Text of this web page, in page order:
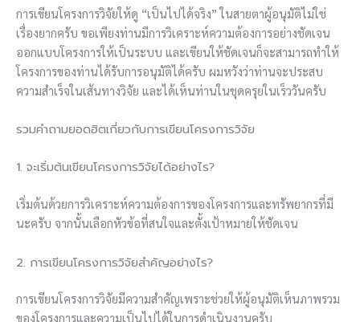
การเขียนโครงการวิจัยให้ดู “เป็นไปได้จริง” ในสายตาผู้อนุมัติไม่ใช่
เรื่องยากครับ ขอเพียงท่านมีการวิเคราะห์ความต้องการอย่างชัดเจน
ออกแบบโครงการให้เป็นระบบ และเขียนให้ชัดเจนก็จะสามารถทำให้
โครงการของท่านได้รับการอนุมัติได้ครับ ผมหวังว่าท่านจะประสบ
ความสำเร็จในเส้นทางวิจัย และได้เห็นท่านในชุดครุยในเร็ววันครับ
รวมคำถามยอดฮิตเกี่ยวกับการเขียนโครงการวิจัย
1. จะเริ่มต้นเขียนโครงการวิจัยได้อย่างไร?
เริ่มต้นด้วยการวิเคราะห์ความต้องการของโครงการและทรัพยากรที่มี
นะครับ จากนั้นเลือกหัวข้อที่สนใจและตั้งเป้าหมายให้ชัดเจน
2. การเขียนโครงการวิจัยสำคัญอย่างไร?
การเขียนโครงการวิจัยมีความสำคัญเพราะช่วยให้ผู้อนุมัติเห็นภาพรวม
ของโครงการและความเป็นไปได้ในการดำเนินงานครับ